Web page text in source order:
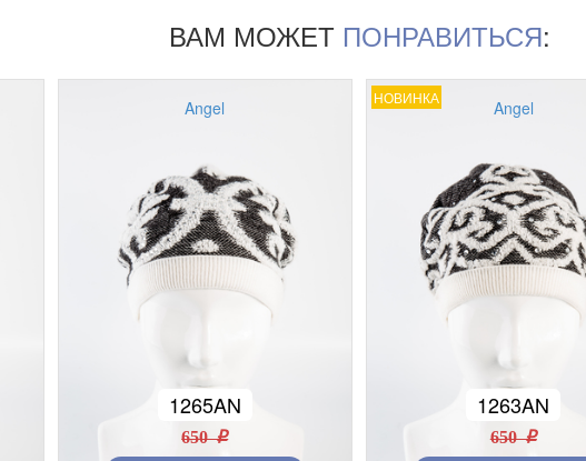
ВАМ МОЖЕТ ПОНРАВИТЬСЯ:
Angel
1265AN
650 r
НОВИНКА Angel
1263AN
650 r